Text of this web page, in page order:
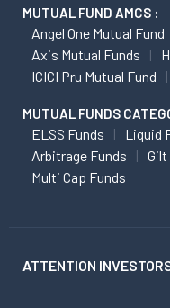
MUTUAL FUND AMCS :
Angel One Mutual Fund
Axis Mutual Funds
ICICI Pru Mutual Fund
MUTUAL FUNDS
ELSS Funds Liquid
Arbitrage Funds
Gilt
Multi Cap Funds
ATTENTION